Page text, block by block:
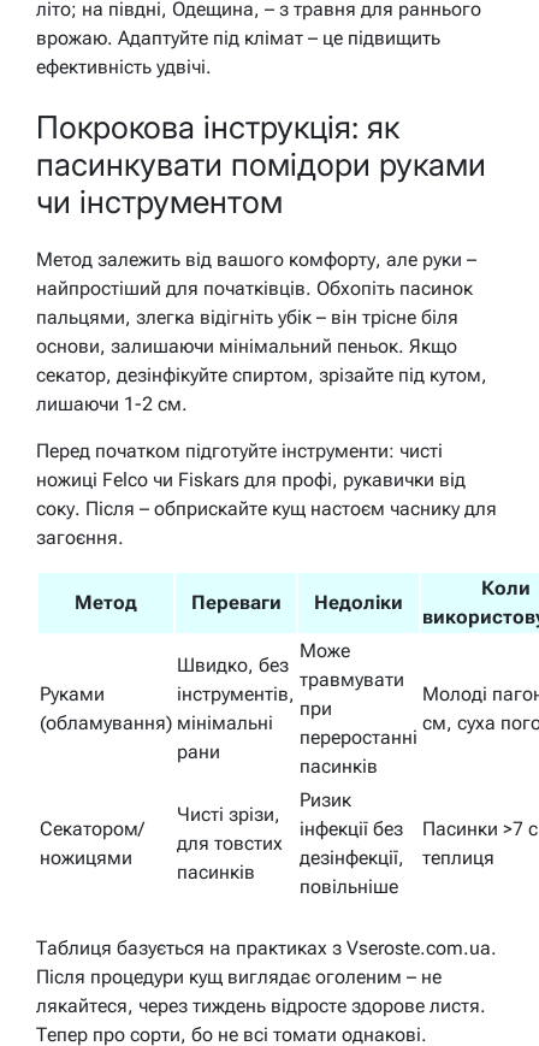
літо; на півдні, Одещина, – з травня для раннього
врожаю. Адаптуйте під клімат – це підвищить
ефективність удвічі.
Покрокова інструкція: як
пасинкувати помідори руками
чи інструментом
Метод залежить від вашого комфорту, але руки –
найпростіший для початківців. Обхопіть пасинок
пальцями, злегка відігніть убік – він трісне біля
основи, залишаючи мінімальний пеньок. Якщо
секатор, дезінфікуйте спиртом, зрізайте під кутом,
лишаючи 1-2 см.
Перед початком підготуйте інструменти: чисті
ножиці Felco чи Fiskars для профі, рукавички від
соку. Після – обприскайте кущ настоєм часнику для
загоєння.
Метод Переваги Недоліки
Коли
Руками
(обламування)
Швидко, без
інструментів,
мінімальні
рани
Може
травмувати
при
переростанні
пасинків
Молоді
см, суха
Секатором/
ножицями
Чисті зрізи,
для товстих
пасинків
Ризик
інфекції без
дезінфекції,
повільніше
Пасинки >7
теплиця
Таблиця базується на практиках з Vseroste.com.ua.
Після процедури кущ виглядає оголеним – не
лякайтеся, через тиждень відросте здорове листя.
Тепер про сорти, бо не всі томати однакові.